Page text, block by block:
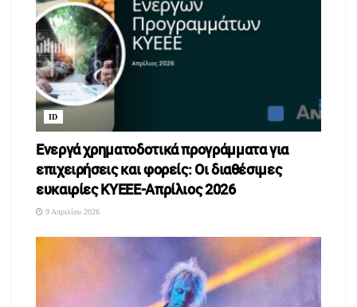
ID
Ενεργά χρηματοδοτικά προγράμματα για
επιχειρήσεις και φορείς: Οι διαθέσιμες
ευκαιρίες ΚΥΕΕΕ-Απρίλιος 2026
9 Απριλίου 2026